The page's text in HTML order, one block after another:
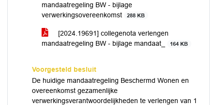
mandaatregeling BW - bijlage
verwerkingsovereenkomst
288 KB
[2024.19691] collegenota verlengen
mandaatregeling BW - bijlage mandaat_
164 KB
Voorgesteld besluit
De huidige mandaatregeling Beschermd Wonen en
overeenkomst gezamenlijke
verwerkingsverantwoordelijkheden te verlengen van 1